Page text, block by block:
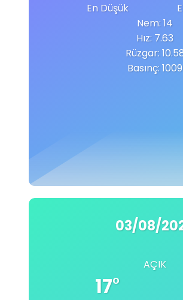
En Düşük
Nem: 14
Hız: 7.63
Rüzgar:
Basınç: 1009
03/08/
AÇIK
17°